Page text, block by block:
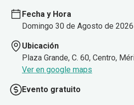
Fecha y Hora
Domingo 30 de Agosto de 2026
Ubicación
Plaza Grande, C. 60, Centro,
Ver en google maps
Evento gratuito